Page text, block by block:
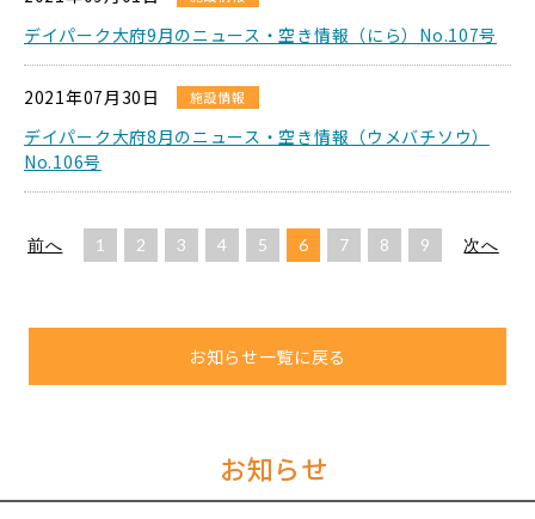
デイパーク大府9月のニュース・空き情報（にら）No.107号
2021年07月30日 施設情報
デイパーク大府8月のニュース・空き情報（ウメバチソウ）
No.106号
前へ 1 2 3 4 5 6 7 8 9 次へ
お知らせ一覧に戻る
お知らせ